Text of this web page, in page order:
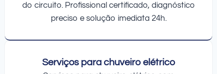
do circuito. Profissional certificado, diagnóstico
preciso e solução imediata 24h.
Serviços para chuveiro elétrico